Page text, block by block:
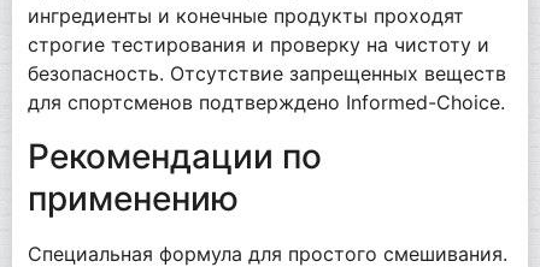
ингредиенты и конечные продукты проходят
строгие тестирования и проверку на чистоту и
безопасность. Отсутствие запрещенных веществ
для спортсменов подтверждено Informed-Choice.
Рекомендации по
применению
Специальная формула для простого смешивания.